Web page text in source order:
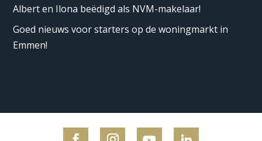
Albert en Ilona beëdigd als NVM-makelaar!
Goed nieuws voor starters op de woningmarkt in
Emmen!